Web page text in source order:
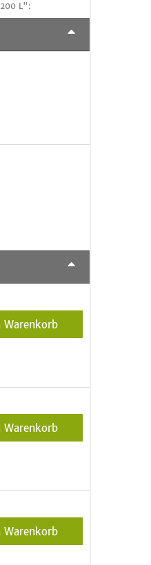
L":
Warenkorb
Warenkorb
Warenkorb